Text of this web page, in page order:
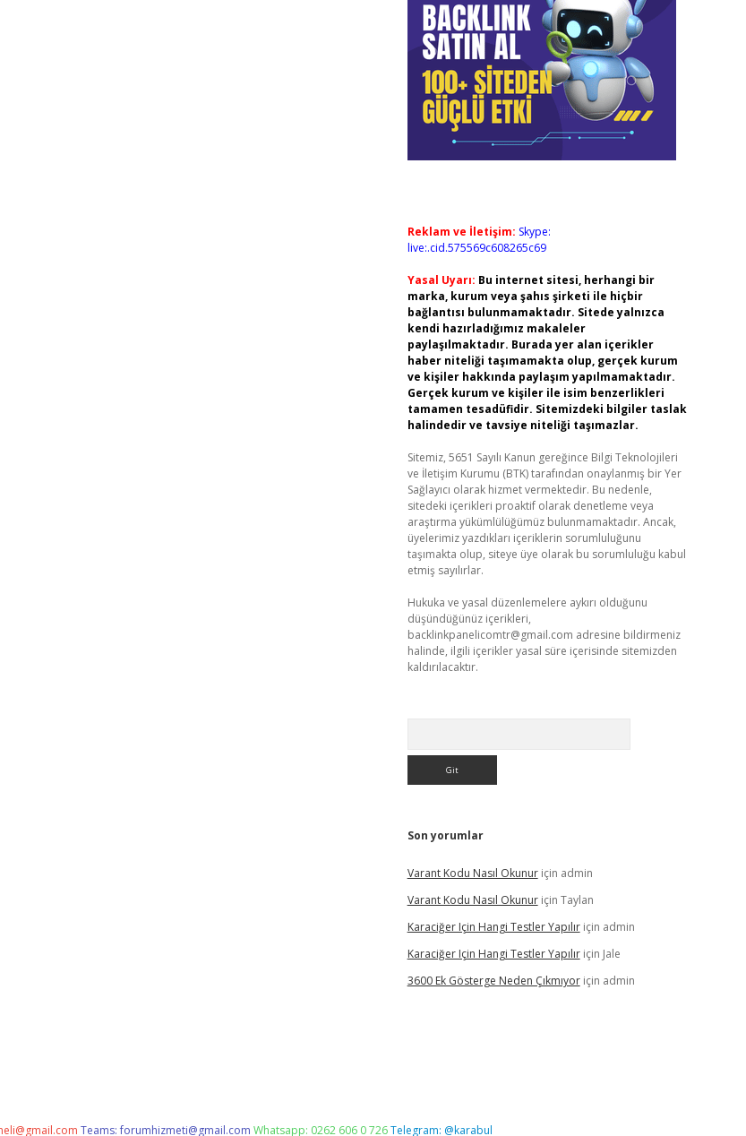
Reklam ve İletişim: Skype:
live:.cid.575569c608265c69
Yasal Uyarı: Bu internet sitesi, herhangi bir
marka, kurum veya şahıs şirketi ile hiçbir
bağlantısı bulunmamaktadır. Sitede yalnızca
kendi hazırladığımız makaleler
paylaşılmaktadır. Burada yer alan içerikler
haber niteliği taşımamakta olup, gerçek kurum
ve kişiler hakkında paylaşım yapılmamaktadır.
Gerçek kurum ve kişiler ile isim benzerlikleri
tamamen tesadüfidir. Sitemizdeki bilgiler taslak
halindedir ve tavsiye niteliği taşımazlar.
Sitemiz, 5651 Sayılı Kanun gereğince Bilgi Teknolojileri
ve İletişim Kurumu (BTK) tarafından onaylanmış bir Yer
Sağlayıcı olarak hizmet vermektedir. Bu nedenle,
sitedeki içerikleri proaktif olarak denetleme veya
araştırma yükümlülüğümüz bulunmamaktadır. Ancak,
üyelerimiz yazdıkları içeriklerin sorumluluğunu
taşımakta olup, siteye üye olarak bu sorumluluğu kabul
etmiş sayılırlar.
Hukuka ve yasal düzenlemelere aykırı olduğunu
düşündüğünüz içerikleri,
backlinkpanelicomtr@gmail.com adresine bildirmeniz
halinde, ilgili içerikler yasal süre içerisinde sitemizden
kaldırılacaktır.
Son yorumlar
Varant Kodu Nasıl Okunuriçin admin
Varant Kodu Nasıl Okunuriçin Taylan
Karaciğer Için Hangi Testler Yapılıriçin admin
Karaciğer Için Hangi Testler Yapılıriçin Jale
3600 Ek Gösterge Neden Çıkmıyoriçin admin
Teams:forumhizmeti@gmail.com Whatsapp: 0262 606 0 726Telegram: @karabul